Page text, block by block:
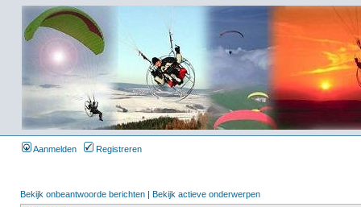
Aanmelden Registreren
Bekijk onbeantwoorde berichten | Bekijk actieve onderwerpen